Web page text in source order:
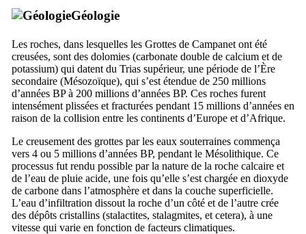
Géologie
Les roches, dans lesquelles les Grottes de Campanet ont été
creusées, sont des dolomies (carbonate double de calcium et de
potassium) qui datent du Trias supérieur, une période de l’Ère
secondaire (Mésozoïque), qui s’est étendue de 250 millions
d’années BP à 200 millions d’années BP. Ces roches furent
intensément plissées et fracturées pendant 15 millions d’années en
raison de la collision entre les continents d’Europe et d’Afrique.
Le creusement des grottes par les eaux souterraines commença
vers 4 ou 5 millions d’années BP, pendant le Mésolithique. Ce
processus fut rendu possible par la nature de la roche calcaire et
de l’eau de pluie acide, une fois qu’elle s’est chargée en dioxyde
de carbone dans l’atmosphère et dans la couche superficielle.
L’eau d’infiltration dissout la roche d’un côté et de l’autre crée
des dépôts cristallins (stalactites, stalagmites, et cetera), à une
vitesse qui varie en fonction de facteurs climatiques.